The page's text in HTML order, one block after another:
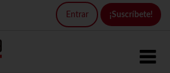
Entrar ¡Suscríbete!